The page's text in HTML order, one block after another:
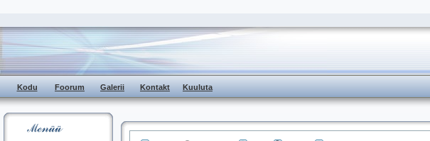
Kodu Foorum Galerii Kontakt Kuuluta